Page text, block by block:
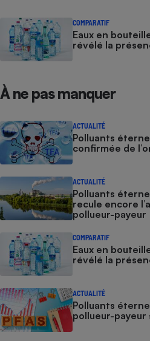
COMPARATIF
Eaux en
révélé la
À ne pas manquer
ACTUALITÉ
Polluants
confirmée de
ACTUALITÉ
Polluants
recule encore
pollueur-payeur
COMPARATIF
Eaux en
révélé la
ACTUALITÉ
Polluants
pollueur-